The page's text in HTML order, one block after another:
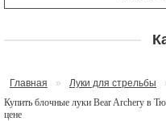
Главная » Луки для стрельбы
Купить блочные луки Bear Archery в
цене